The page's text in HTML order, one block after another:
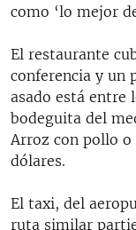
como ‘lo mejor
El restaurante
conferencia y un
asado está entre
bodeguita del
Arroz con pollo o
dólares.
El taxi, del
ruta similar